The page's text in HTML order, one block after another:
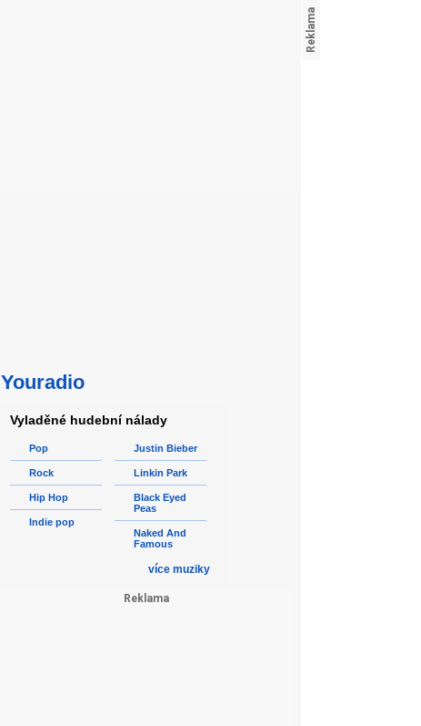
Youradio
Vyladěné hudební nálady
Pop
Rock
Hip Hop
Indie pop
Justin Bieber
Linkin Park
Black Eyed
Peas
Naked And
Famous
více muziky